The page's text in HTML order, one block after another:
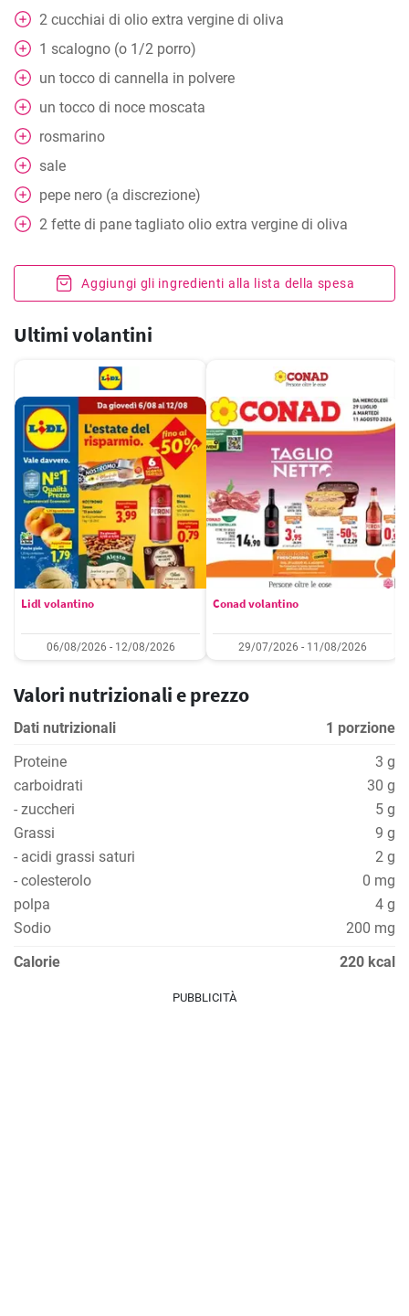
2 cucchiai di olio extra vergine di oliva
1 scalogno (o 1/2 porro)
un tocco di cannella in polvere
un tocco di noce moscata
rosmarino
sale
pepe nero (a discrezione)
2 fette di pane tagliato olio extra vergine di oliva
Aggiungi gli ingredienti alla lista della spesa
Ultimi volantini
Lidl volantino
06/08/2026 - 12/08/2026
Conad volantino
29/07/2026 - 11/08/2026
Valori nutrizionali e prezzo
Dati nutrizionali
1 porzione
Proteine
3 g
carboidrati
30 g
- zuccheri
5 g
Grassi
9 g
- acidi grassi saturi
2 g
- colesterolo
0 mg
polpa
4 g
Sodio
200 mg
Calorie
220 kcal
PUBBLICITÀ